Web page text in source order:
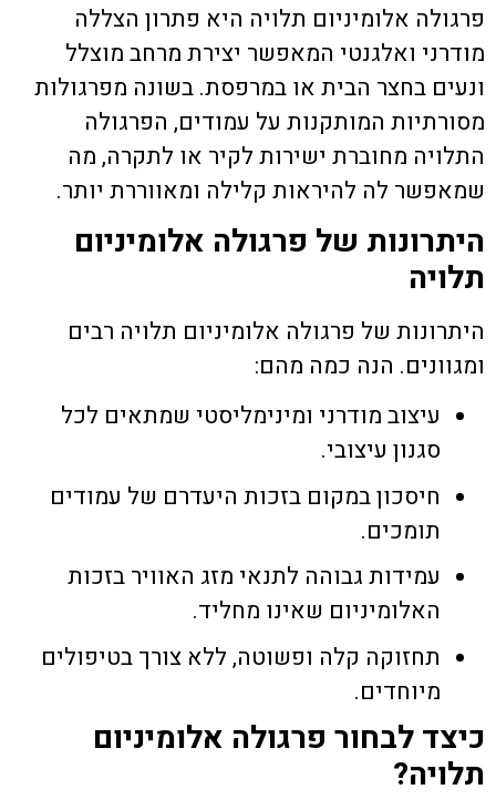
פרגולה אלומיניום תלויה היא פתרון הצללה
מודרני ואלגנטי המאפשר יצירת מרחב מוצלל
ונעים בחצר הבית או במרפסת. בשונה מפרגולות
מסורתיות המותקנות על עמודים, הפרגולה
התלויה מחוברת ישירות לקיר או לתקרה, מה
שמאפשר לה להיראות קלילה ומאווררת יותר.
היתרונות של פרגולה אלומיניום
תלויה
היתרונות של פרגולה אלומיניום תלויה רבים
ומגוונים. הנה כמה מהם:
עיצוב מודרני ומינימליסטי שמתאים לכל
סגנון עיצובי.
חיסכון במקום בזכות היעדרם של עמודים
תומכים.
עמידות גבוהה לתנאי מזג האוויר בזכות
האלומיניום שאינו מחליד.
תחזוקה קלה ופשוטה, ללא צורך בטיפולים
מיוחדים.
כיצד לבחור פרגולה אלומיניום
תלויה?